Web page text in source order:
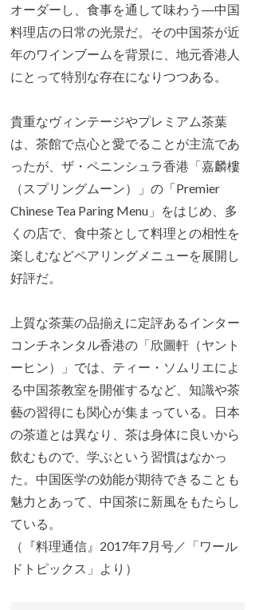
オーダーし、食事を通して味わう―中国
料理店の日常の光景だ。その中国茶が近
年のワインブームを背景に、地元香港人
にとって特別な存在になりつつある。
貴重なヴィンテージやプレミアム茶葉
は、茶館で点心と愛でることが主流であ
ったが、ザ・ペニンシュラ香港「嘉麟樓
（スプリングムーン）」の「Premier
Chinese Tea Paring Menu」をはじめ、多
くの店で、食中茶として料理との相性を
楽しむなどペアリングメニューを展開し
好評だ。
上質な茶葉の品揃えに定評あるインター
コンチネンタル香港の「欣圖軒（ヤント
ーヒン）」では、ティー・ソムリエによ
る中国茶教室を開催するなど、知識や茶
藝の習得にも関心が集まっている。日本
の茶道とは異なり、茶は身体に良いから
飲むもので、学ぶという習慣はなかっ
た。中国医学の効能が期待できることも
魅力とあって、中国茶に新風をもたらし
ている。
（『料理通信』2017年7月号／「ワール
ドトピックス」より）